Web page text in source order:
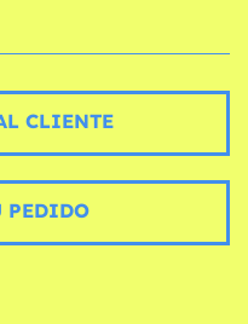
CLIENTE
PEDIDO